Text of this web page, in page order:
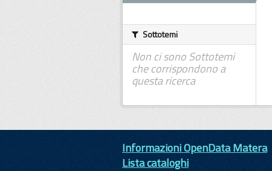
Sottotemi
Non ci sono Sottotemi
che corrispondono a
questa ricerca
Informazioni OpenData Matera
Lista cataloghi